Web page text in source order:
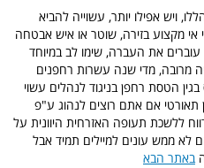
ויש אפילו יותר, עשוייה להביא
מקצוע בזירה, שוטר או איש אבטחה
את העברה, שימו לב במיוחד
מרובה, מדי שנה עשרות רחפנים
הטסת רחפן בניגוד לנהלים עשוי
תאורטי אם אתם רוצים לנהוג ע"פ
ללשכת תעופה האזרחית היוונית על
לא ממש עונים למיילים תמיד אבל
באתר הבא